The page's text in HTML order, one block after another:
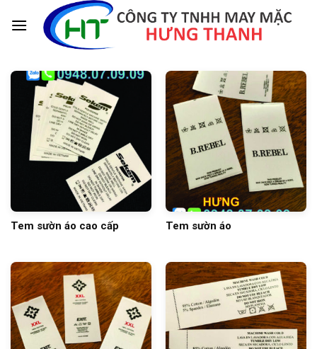
Tem sườn áo cao cấp Tem sườn áo